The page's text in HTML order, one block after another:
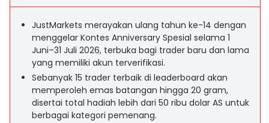
JustMarkets merayakan ulang tahun ke-14 dengan
menggelar Kontes Anniversary Spesial selama 1
Juni–31 Juli 2026, terbuka bagi trader baru dan lama
yang memiliki akun terverifikasi.
Sebanyak 15 trader terbaik di leaderboard akan
memperoleh emas batangan hingga 20 gram,
disertai total hadiah lebih dari 50 ribu dolar AS untuk
berbagai kategori pemenang.